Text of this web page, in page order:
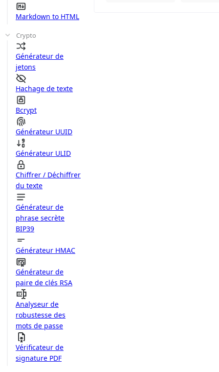
Markdown to HTML
Crypto
Générateur de
jetons
Hachage de texte
Bcrypt
Générateur UUID
Générateur ULID
Chiffrer / Déchiffrer
du texte
Générateur de
phrase secrète
BIP39
Générateur HMAC
Générateur de
paire de clés RSA
Analyseur de
robustesse des
mots de passe
Vérificateur de
signature PDF